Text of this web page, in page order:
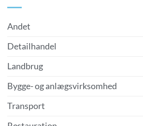
Andet
Detailhandel
Landbrug
Bygge- og anlægsvirksomhed
Transport